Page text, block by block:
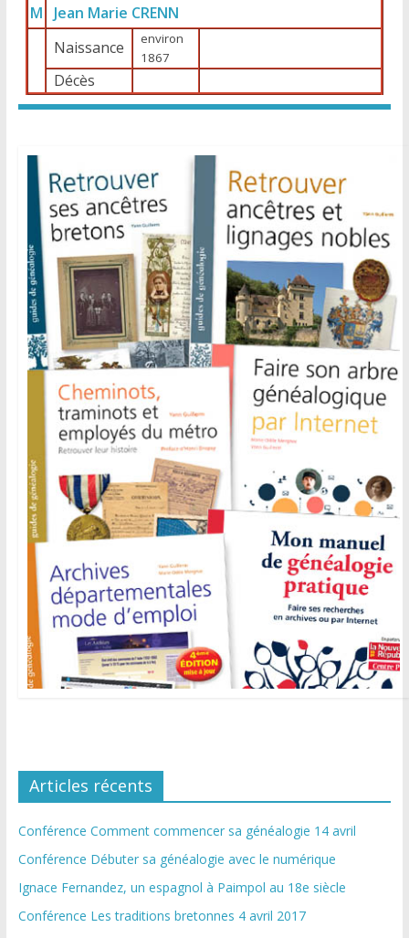
M
Jean Marie CRENN
Naissance
environ
1867
Décès
Articles récents
Conférence Comment commencer sa généalogie 14 avril
Conférence Débuter sa généalogie avec le numérique
Ignace Fernandez, un espagnol à Paimpol au 18e siècle
Conférence Les traditions bretonnes 4 avril 2017